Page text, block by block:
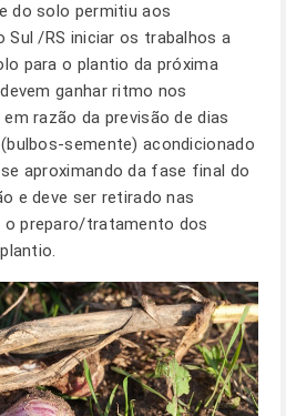
do solo permitiu aos
Sul /RS iniciar os trabalhos a
para o plantio da próxima
ganhar ritmo nos
razão da previsão de dias
semente) acondicionado
aproximando da fase final do
e deve ser retirado nas
o preparo/tratamento dos